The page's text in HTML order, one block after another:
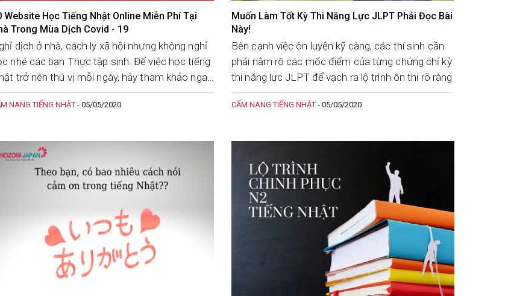
Website Học Tiếng Nhật Online Miễn Phí Tại
Trong Mùa Dịch Covid - 19
dịch ở nhà, cách ly xã hội nhưng không nghỉ
nhé các bạn Thực tập sinh. Để việc học tiếng
trở nên thú vị mỗi ngày, hãy tham khảo ngay
website học tiếng Nhật miễn phí dưới đây nhé.
NANG TIẾNG NHẬT- 05/05/2020
Muốn Làm Tốt Kỳ Thi Năng Lực JLPT Phải Đọc Bài
Này!
Bên cạnh việc ôn luyện kỹ càng, các thí sinh cần
phải nắm rõ các mốc điểm của từng chứng chỉ kỳ
thi năng lực JLPT để vạch ra lộ trình ôn thi rõ ràng
CẨM NANG TIẾNG NHẬT - 05/05/2020